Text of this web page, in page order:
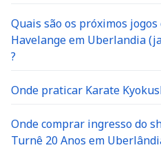
Quais são os próximos jogos
Havelange em Uberlandia
?
Onde praticar Karate
Onde comprar ingresso do
Turnê 20 Anos em